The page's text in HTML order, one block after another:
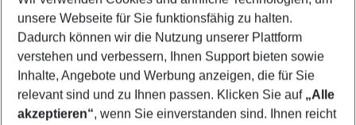
Mehr Filter anzeigen
unsere Webseite für Sie funktionsfähig zu halten.
Dadurch können wir die Nutzung unserer Plattform
verstehen und verbessern, Ihnen Support bieten sowie
Inhalte, Angebote und Werbung anzeigen, die für Sie
relevant sind und zu Ihnen passen. Klicken Sie auf „Alle
akzeptieren“, wenn Sie einverstanden sind. Ihnen reicht